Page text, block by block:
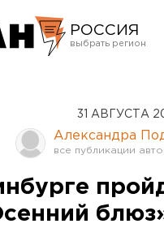
РОССИЯ
Оренбург
31 АВГУСТА
Александра